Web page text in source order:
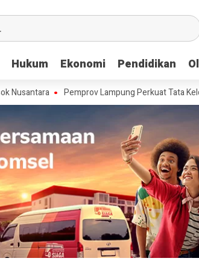
Hukum Ekonomi Pendidikan
Hukum Ekonomi Pendidikan
Pemprov Lampung Perkuat Tata Kelola dan